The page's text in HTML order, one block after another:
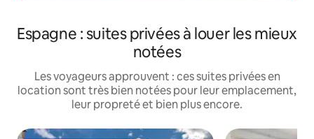
Espagne : suites privées à louer les mieux
notées
Les voyageurs approuvent : ces suites privées en
location sont très bien notées pour leur emplacement,
leur propreté et bien plus encore.